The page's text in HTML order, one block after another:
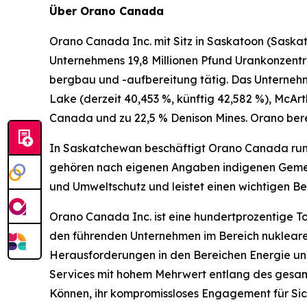
Über Orano Canada
Orano Canada Inc. mit Sitz in Saskatoon
Unternehmens 19,8 Millionen Pfund
bergbau und -aufbereitung tätig. Das
Lake (derzeit 40,453 %, künftig 42,582 %),
Canada und zu 22,5 % Denison Mines. Orano
In Saskatchewan beschäftigt Orano Canada
gehören nach eigenen Angaben indigenen
und Umweltschutz und leistet einen wichtigen
Orano Canada Inc. ist eine hundertprozentige
den führenden Unternehmen im Bereich
Herausforderungen in den Bereichen Energie
Services mit hohem Mehrwert entlang des
Können, ihr kompromissloses Engagement für